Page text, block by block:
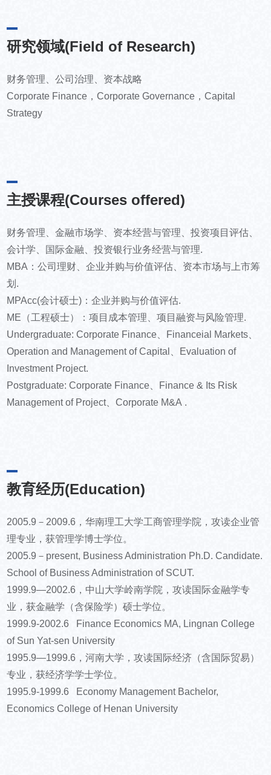
研究领域(Field of Research)
财务管理、公司治理、资本战略
Corporate Finance，Corporate Governance，Capital
Strategy
主授课程(Courses offered)
财务管理、金融市场学、资本经营与管理、投资项目评估、
会计学、国际金融、投资银行业务经营与管理.
MBA：公司理财、企业并购与价值评估、资本市场与上市筹
划.
MPAcc(会计硕士)：企业并购与价值评估.
ME（工程硕士）：项目成本管理、项目融资与风险管理.
Undergraduate: Corporate Finance、Financeial Markets、
Operation and Management of Capital、Evaluation of
Investment Project.
Postgraduate: Corporate Finance、Finance & Its Risk
Management of Project、Corporate M&A .
教育经历(Education)
2005.9－2009.6，华南理工大学工商管理学院，攻读企业管
理专业，获管理学博士学位。
2005.9－present, Business Administration Ph.D. Candidate.
School of Business Administration of SCUT.
1999.9—2002.6，中山大学岭南学院，攻读国际金融学专
业，获金融学（含保险学）硕士学位。
1999.9-2002.6 Finance Economics MA, Lingnan College
of Sun Yat-sen University
1995.9—1999.6，河南大学，攻读国际经济（含国际贸易）
专业，获经济学学士学位。
1995.9-1999.6 Economy Management Bachelor,
Economics College of Henan University